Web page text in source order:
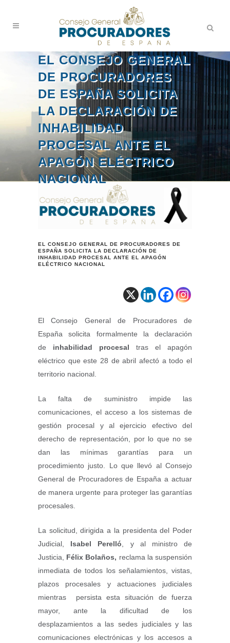
EL CONSEJO GENERAL
DE PROCURADORES
DE ESPAÑA SOLICITA
LA DECLARACIÓN DE
INHABILIDAD
PROCESAL ANTE EL
APAGÓN ELÉCTRICO
NACIONAL
EL CONSEJO GENERAL DE PROCURADORES DE
ESPAÑA SOLICITA LA DECLARACIÓN DE
INHABILIDAD PROCESAL ANTE EL APAGÓN
ELÉCTRICO NACIONAL
El Consejo General de Procuradores de
España solicita formalmente la declaración
de inhabilidad procesal tras el apagón
eléctrico que este 28 de abril afectó a todo el
territorio nacional.
La falta de suministro impide las
comunicaciones, el acceso a los sistemas de
gestión procesal y al ejercicio efectivo del
derecho de representación, por lo que no se
dan las mínimas garantías para un
procedimiento justo. Lo que llevó al Consejo
General de Procuradores de España a actuar
de manera urgente para proteger las garantías
procesales.
La solicitud, dirigida a la presidenta del Poder
Judicial, Isabel Perelló , y al ministro de
Justicia, Félix Bolaños, reclama la suspensión
inmediata de todos los señalamientos, vistas,
plazos procesales y actuaciones judiciales
mientras persista esta situación de fuerza
mayor, ante la dificultad de los
desplazamientos a las sedes judiciales y las
comunicaciones electrónicas y los accesos a